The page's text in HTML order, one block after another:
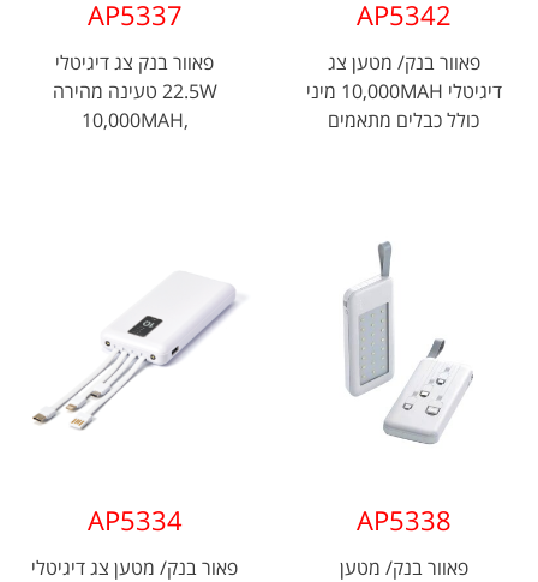
AP5342
פאוור בנק/ מטען צג
דיגיטלי 10,000MAH מיני
כולל כבלים מתאמים
AP5337
פאוור בנק צג דיגיטלי
22.5W טעינה מהירה
,10,000MAH
AP5338
פאוור בנק/ מטען
AP5334
פאור בנק/ מטען צג דיגיטלי